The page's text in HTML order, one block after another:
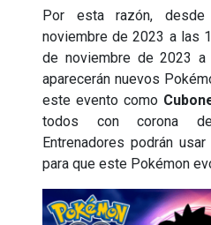
Por esta razón,
noviembre de 2023 a las
de noviembre de 2023 a
aparecerán nuevos
este evento como
todos con corona
Entrenadores podrán
para que este Pokémon